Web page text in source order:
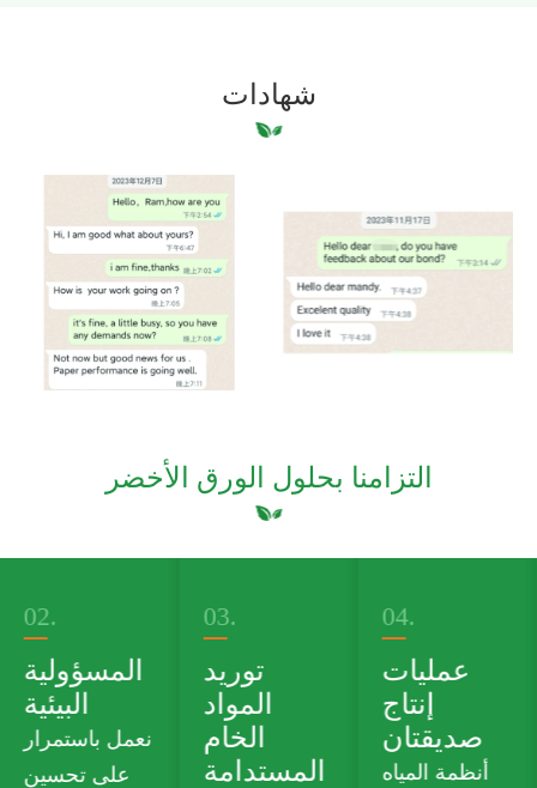
شهادات
التزامنا بحلول الورق الأخضر
03.
توريد
المواد
الخام
المستدامة
04.
عمليات
إنتاج
صديقتان
أنظمة المياه
05.
حافظة
منتجات
خضراء
نحن نقدم ورق